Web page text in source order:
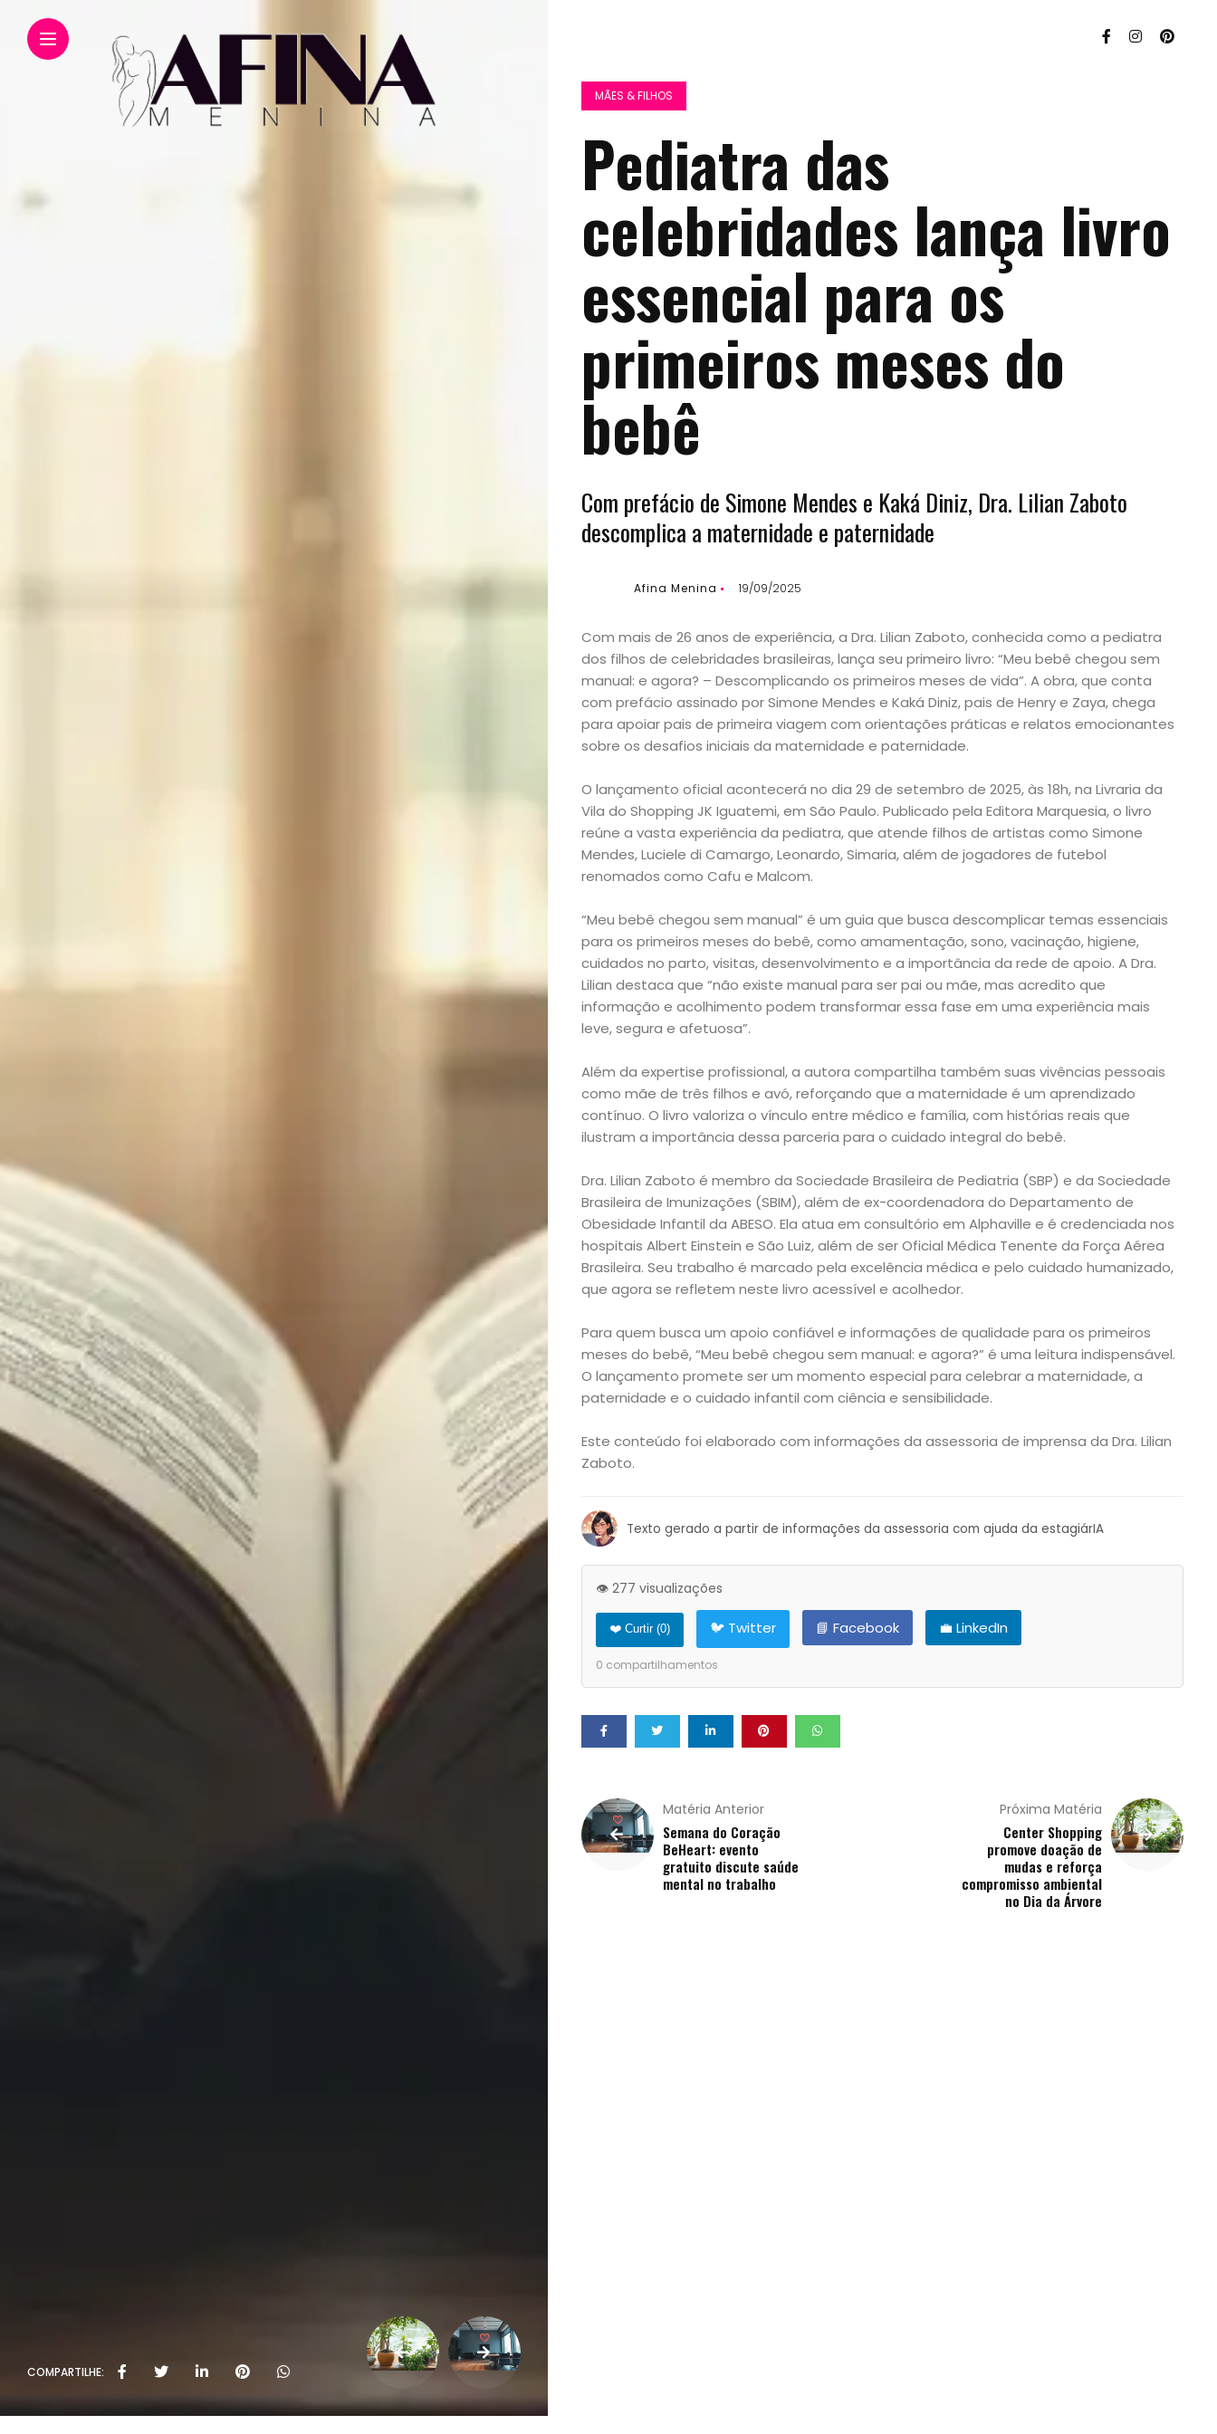
Início
Academia
Bora
lá!
Casa
e
Decoração
Exclusiva
Homem
Mães
&
Filhos
Notícias
Opinião
Pets
Receitas
Saúde
e
Qualidade
COMPARTILHE:
MÃES & FILHOS
Pediatra das
celebridades lança livro
essencial para os
primeiros meses do
bebê
Com prefácio de Simone Mendes e Kaká Diniz, Dra. Lilian Zaboto
descomplica a maternidade e paternidade
Afina Menina 19/09/2025
Com mais de 26 anos de experiência, a Dra. Lilian Zaboto, conhecida como a pediatra
dos filhos de celebridades brasileiras, lança seu primeiro livro: “Meu bebê chegou sem
manual: e agora? – Descomplicando os primeiros meses de vida”. A obra, que conta
com prefácio assinado por Simone Mendes e Kaká Diniz, pais de Henry e Zaya, chega
para apoiar pais de primeira viagem com orientações práticas e relatos emocionantes
sobre os desafios iniciais da maternidade e paternidade.
O lançamento oficial acontecerá no dia 29 de setembro de 2025, às 18h, na Livraria da
Vila do Shopping JK Iguatemi, em São Paulo. Publicado pela Editora Marquesia, o livro
reúne a vasta experiência da pediatra, que atende filhos de artistas como Simone
Mendes, Luciele di Camargo, Leonardo, Simaria, além de jogadores de futebol
renomados como Cafu e Malcom.
“Meu bebê chegou sem manual” é um guia que busca descomplicar temas essenciais
para os primeiros meses do bebê, como amamentação, sono, vacinação, higiene,
cuidados no parto, visitas, desenvolvimento e a importância da rede de apoio. A Dra.
Lilian destaca que “não existe manual para ser pai ou mãe, mas acredito que
informação e acolhimento podem transformar essa fase em uma experiência mais
leve, segura e afetuosa”.
Além da expertise profissional, a autora compartilha também suas vivências pessoais
como mãe de três filhos e avó, reforçando que a maternidade é um aprendizado
contínuo. O livro valoriza o vínculo entre médico e família, com histórias reais que
ilustram a importância dessa parceria para o cuidado integral do bebê.
Dra. Lilian Zaboto é membro da Sociedade Brasileira de Pediatria (SBP) e da Sociedade
Brasileira de Imunizações (SBIM), além de ex-coordenadora do Departamento de
Obesidade Infantil da ABESO. Ela atua em consultório em Alphaville e é credenciada nos
hospitais Albert Einstein e São Luiz, além de ser Oficial Médica Tenente da Força Aérea
Brasileira. Seu trabalho é marcado pela excelência médica e pelo cuidado humanizado,
que agora se refletem neste livro acessível e acolhedor.
Para quem busca um apoio confiável e informações de qualidade para os primeiros
meses do bebê, “Meu bebê chegou sem manual: e agora?” é uma leitura indispensável.
O lançamento promete ser um momento especial para celebrar a maternidade, a
paternidade e o cuidado infantil com ciência e sensibilidade.
Este conteúdo foi elaborado com informações da assessoria de imprensa da Dra. Lilian
Zaboto.
Texto gerado a partir de informações da assessoria com ajuda da estagiárIA
👁️ 277 visualizações
❤️ Curtir (0) 🐦 Twitter 📘 Facebook 💼 LinkedIn
0 compartilhamentos
Matéria Anterior
Semana do Coração
BeHeart: evento
gratuito discute saúde
mental no trabalho
Próxima Matéria
Center Shopping
promove doação de
mudas e reforça
compromisso ambiental
no Dia da Árvore